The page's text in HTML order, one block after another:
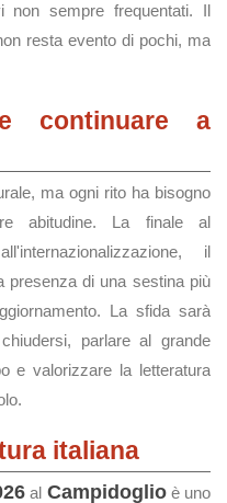
non sempre frequentati. Il
resta evento di pochi, ma
continuare a
ma ogni rito ha bisogno
abitudine. La finale al
il
presenza di una sestina più
La sfida sarà
parlare al grande
e valorizzare la letteratura
italiana
al Campidoglioè uno